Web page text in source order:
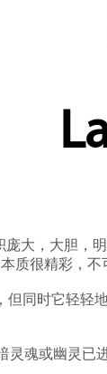
大，大胆，
本质很精彩，不
但同时它轻轻
灵魂或幽灵已